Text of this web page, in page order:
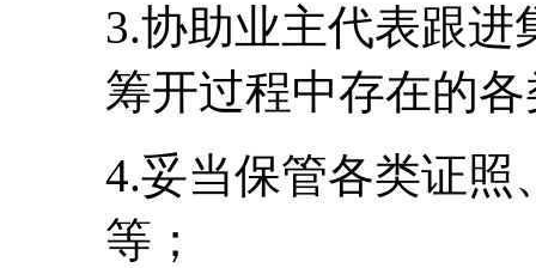
3.协助业主代表跟
筹开过程中存在的
4.妥当保管各类证照
等；